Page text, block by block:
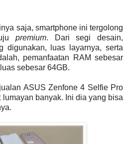
saja, smartphone ini tergolong
premium. Dari segi desain,
digunakan, luas layarnya, serta
pemanfaatan RAM sebesar
sebesar 64GB.
ASUS Zenfone 4 Selfie Pro
banyak. Ini dia yang bisa